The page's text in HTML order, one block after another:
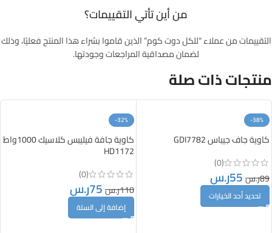
من أين تأتي التقييمات؟
التقييمات من عملاء “للكل دوت كوم” الذين قاموا بشراء هذا المنتج فعليًا، وذلك
لضمان مصداقية المراجعات وجودتها.
منتجات ذات صلة
-38%
كاوية جاف جيباس GDI7782
(0)
89ر.س55ر.س
تحديد أحد الخيارات
-32%
كاوية جافة فيليبس كلاسيك 1000واط
HD1172
(0)
110ر.س75ر.س
إضافة إلى السلة